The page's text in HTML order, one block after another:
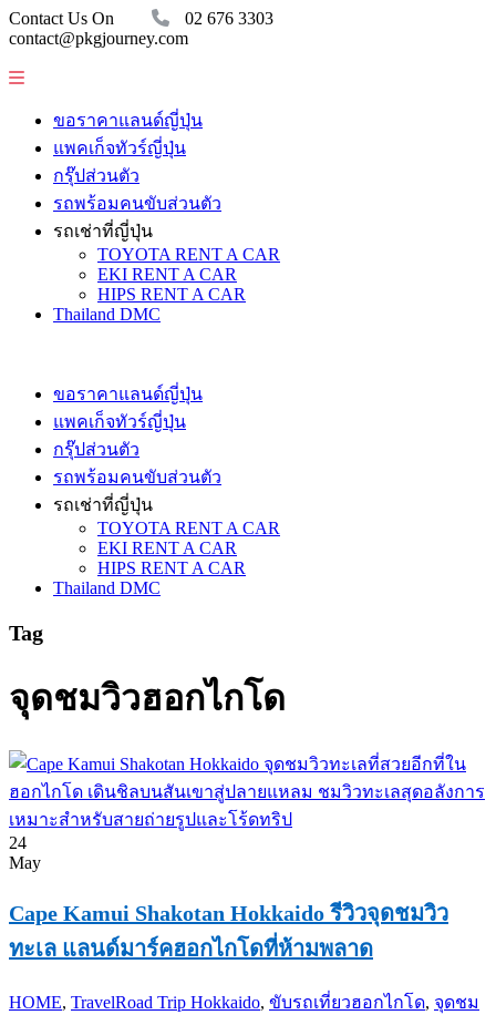
Contact Us On
02 676 3303
contact@pkgjourney.com
ขอราคาแลนด์ญี่ปุ่น
แพคเก็จทัวร์ญี่ปุ่น
กรุ๊ปส่วนตัว
รถพร้อมคนขับส่วนตัว
รถเช่าที่ญี่ปุ่น
TOYOTA RENT A CAR
EKI RENT A CAR
HIPS RENT A CAR
Thailand DMC
ขอราคาแลนด์ญี่ปุ่น
แพคเก็จทัวร์ญี่ปุ่น
กรุ๊ปส่วนตัว
รถพร้อมคนขับส่วนตัว
รถเช่าที่ญี่ปุ่น
TOYOTA RENT A CAR
EKI RENT A CAR
HIPS RENT A CAR
Thailand DMC
Tag
จุดชมวิวฮอกไกโด
24
May
Cape Kamui Shakotan Hokkaido รีวิวจุดชมวิว
ทะเล แลนด์มาร์คฮอกไกโดที่ห้ามพลาด
HOME, TravelRoad Trip Hokkaido, ขับรถเที่ยวฮอกไกโด, จุดชม